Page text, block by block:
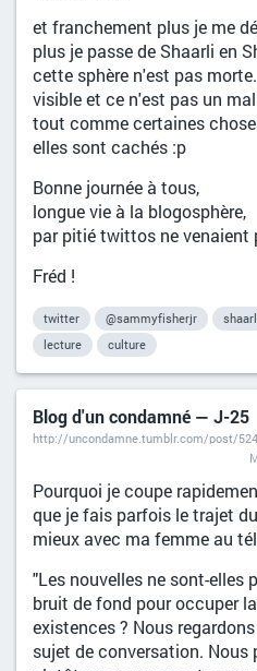
et franchement plus je me
plus je passe de Shaarli en
cette sphère n'est pas
visible et ce n'est pas un
tout comme certaines
elles sont cachés :p
Bonne journée à tous,
longue vie à la blogosphère,
par pitié twittos ne venaient
Fréd !
twitter @sammyfisherjr
lecture
culture
Blog d'un condamné — J-25
http://uncondamne.tumblr.com/post/
Pourquoi je coupe
que je fais parfois le trajet
mieux avec ma femme au
"Les nouvelles ne sont-elles
bruit de fond pour occuper
existences ? Nous
sujet de conversation. Nous